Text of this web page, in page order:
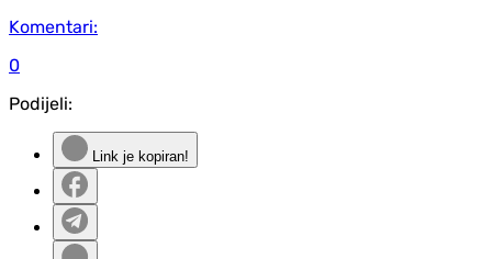
Komentari:
0
Podijeli:
Link je kopiran!